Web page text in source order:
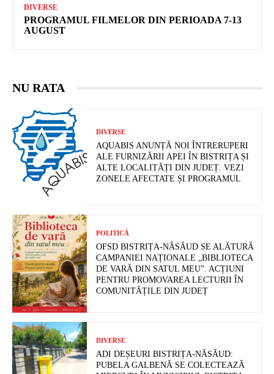
DIVERSE
PROGRAMUL FILMELOR DIN PERIOADA 7-13
AUGUST
NU RATA
DIVERSE
AQUABIS ANUNȚĂ NOI ÎNTRERUPERI
ALE FURNIZĂRII APEI ÎN BISTRIȚA ȘI
ALTE LOCALITĂȚI DIN JUDEȚ. VEZI
ZONELE AFECTATE ȘI PROGRAMUL
POLITICĂ
OFSD BISTRIȚA-NĂSĂUD SE ALĂTURĂ
CAMPANIEI NAȚIONALE „BIBLIOTECA
DE VARĂ DIN SATUL MEU”. ACȚIUNI
PENTRU PROMOVAREA LECTURII ÎN
COMUNITĂȚILE DIN JUDEȚ
DIVERSE
ADI DEȘEURI BISTRIȚA-NĂSĂUD:
PUBELA GALBENĂ SE COLECTEAZĂ